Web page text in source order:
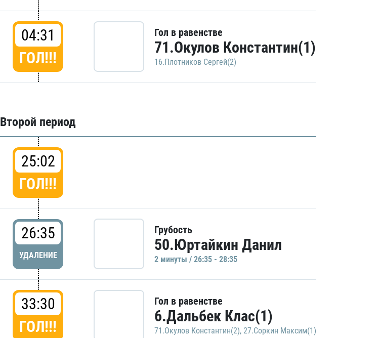
04:31
ГОЛ!!!
Гол в равенстве
71.Окулов Константин(1)
16.Плотников Сергей(2)
Второй период
25:02
ГОЛ!!!
26:35
УДАЛЕНИЕ
Грубость
50.Юртайкин Данил
2 минуты / 26:35 - 28:35
33:30
ГОЛ!!!
Гол в равенстве
6.Дальбек Клас(1)
71.Окулов Константин(2), 27.Соркин Максим(1)